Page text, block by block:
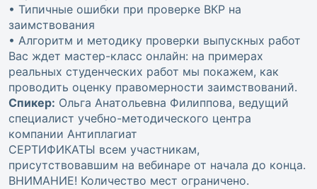
• Типичные ошибки при проверке ВКР на
заимствования
• Алгоритм и методику проверки выпускных работ
Вас ждет мастер-класс онлайн: на примерах
реальных студенческих работ мы покажем, как
проводить оценку правомерности заимствований.
Спикер: Ольга Анатольевна Филиппова, ведущий
специалист учебно-методического центра
компании Антиплагиат
СЕРТИФИКАТЫ всем участникам,
присутствовавшим на вебинаре от начала до конца.
ВНИМАНИЕ! Количество мест ограничено.